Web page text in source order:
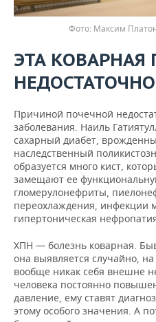
Фото: Максим
ЭТА КОВАРНАЯ
Причиной почечной
заболевания. Наиль
сахарный диабет,
наследственный
образуется много кист,
замещают ее
гломерулонефриты,
переохлаждения, инфекции
гипертоническая
ХПН — болезнь коварная.
она выявляется случайно,
вообще никак себя внешне
человека постоянно
давление, ему ставят
этому особого значения. А